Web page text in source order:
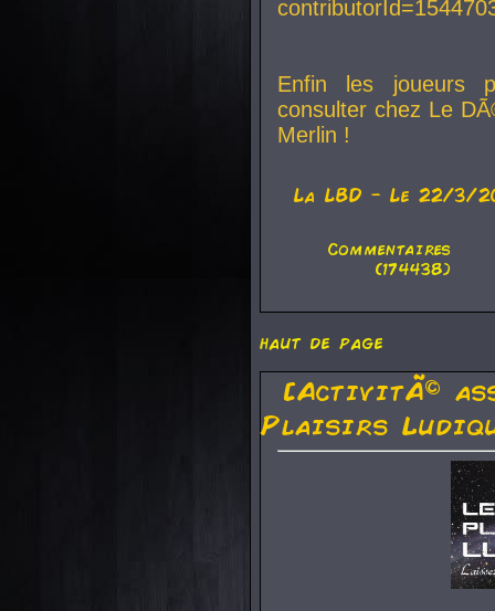
Enfin les joueurs
consulter chez Le
Merlin !
La LBD - Le 22/3/
Commentaires
(174438)
haut de page
[ActivitÃ©
Plaisirs